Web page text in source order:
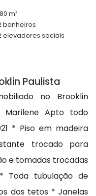
m²
banheiros
elevadores sociais
Paulista
no Brooklin
Marilene Apto todo
* Piso em madeira
trocado para
e tomadas trocadas
Toda tubulação de
dos tetos * Janelas